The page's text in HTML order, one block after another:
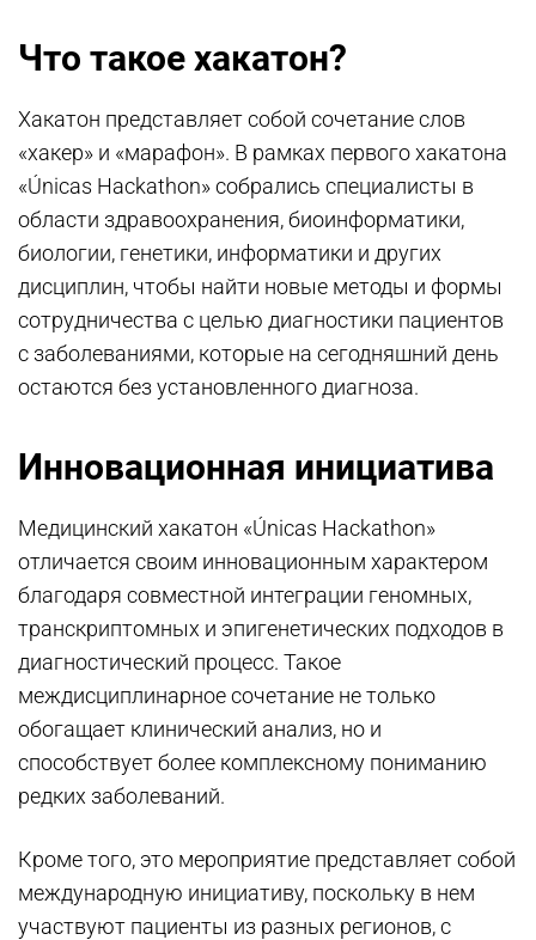
Что такое хакатон?
Хакатон представляет собой сочетание слов
«хакер» и «марафон». В рамках первого хакатона
«Únicas Hackathon» собрались специалисты в
области здравоохранения, биоинформатики,
биологии, генетики, информатики и других
дисциплин, чтобы найти новые методы и формы
сотрудничества с целью диагностики пациентов
с заболеваниями, которые на сегодняшний день
остаются без установленного диагноза.
Инновационная инициатива
Медицинский хакатон «Únicas Hackathon»
отличается своим инновационным характером
благодаря совместной интеграции геномных,
транскриптомных и эпигенетических подходов в
диагностический процесс. Такое
междисциплинарное сочетание не только
обогащает клинический анализ, но и
способствует более комплексному пониманию
редких заболеваний.
Кроме того, это мероприятие представляет собой
международную инициативу, поскольку в нем
участвуют пациенты из разных регионов, с